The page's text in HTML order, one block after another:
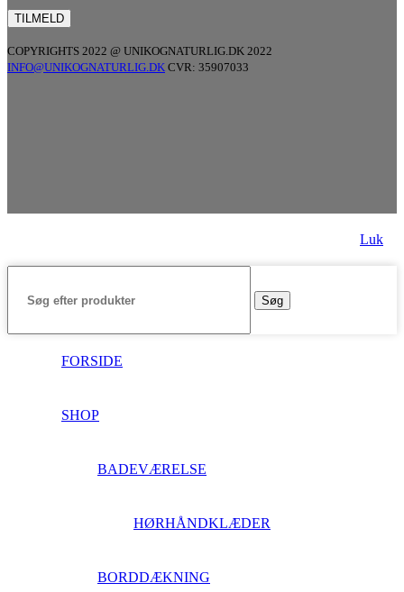
COPYRIGHTS 2022 @ UNIKOGNATURLIG.DK 2022
INFO@UNIKOGNATURLIG.DK CVR: 35907033
Luk
Søg
FORSIDE
SHOP
BADEVÆRELSE
HØRHÅNDKLÆDER
BORDDÆKNING